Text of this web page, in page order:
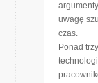
uwagę
czas.
Ponad